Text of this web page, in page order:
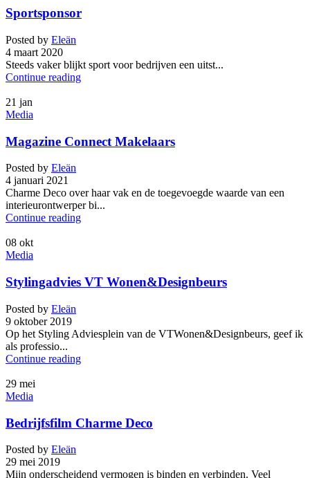
Sportsponsor
Posted by Eleän
4 maart 2020
Steeds vaker blijkt sport voor bedrijven een uitst...
Continue reading
21 jan
Media
Magazine Connect Makelaars
Posted by Eleän
4 januari 2021
Charme Deco over haar vak en de toegevoegde waarde van een
interieurontwerper bi...
Continue reading
08 okt
Media
Stylingadvies VT Wonen&Designbeurs
Posted by Eleän
9 oktober 2019
Op het Styling Adviesplein van de VTWonen&Designbeurs, geef ik
als professio...
Continue reading
29 mei
Media
Bedrijfsfilm Charme Deco
Posted by Eleän
29 mei 2019
Mijn onderscheidend vermogen is binden en verbinden. Veel